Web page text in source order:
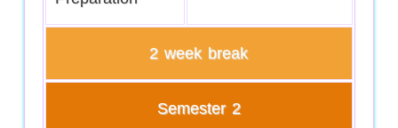
2 week break
Semester 2